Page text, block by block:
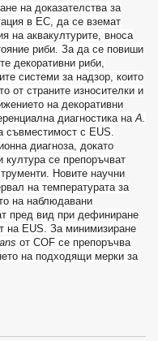
на доказателства за
в ЕС, да се вземат
на аквакултурите, вноса
риби. За да се повиши
декоративни риби,
системи за надзор, които
от страните износителки и
на декоративни
диагностика на A
съвместимост с EUS
диагноза, докато
се препоръчват
Новите научни
на температурата за
на наблюдавани
пред вид при дефиниране
на EUS . За минимизиране
от COF се препоръчва
на подходящи мерки за